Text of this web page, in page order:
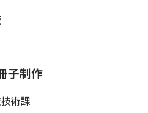
子制作
術課